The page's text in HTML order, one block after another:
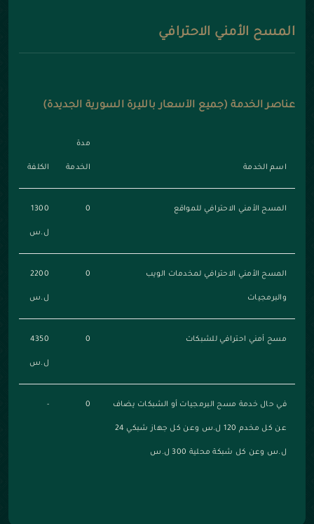
المسح الأمني الاحترافي
عناصر الخدمة (جميع الأسعار بالليرة السورية الجديدة)
اسم الخدمة
مدة
الخدمة الكلفة
المسح الأمني الاحترافي للمواقع 0
1300
ل.س
المسح الأمني الاحترافي لمخدمات الويب
والبرمجيات
0
2200
ل.س
مسح أمني احترافي للشبكات 0
4350
ل.س
في حال خدمة مسح البرمجيات أو الشبكات يضاف
عن كل مخدم 120 ل.س وعن كل جهاز شبكي 24
ل.س وعن كل شبكة محلية 300 ل.س
0
-